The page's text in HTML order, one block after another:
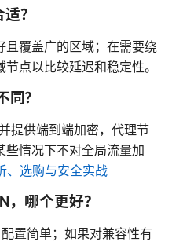
？
覆盖广的区域；在需要绕
点以比较延迟和稳定性。
？
提供端到端加密，代理节
些情况下不对全局流量加
、选购与安全实战
哪个更好？
置简单；如果对兼容性有